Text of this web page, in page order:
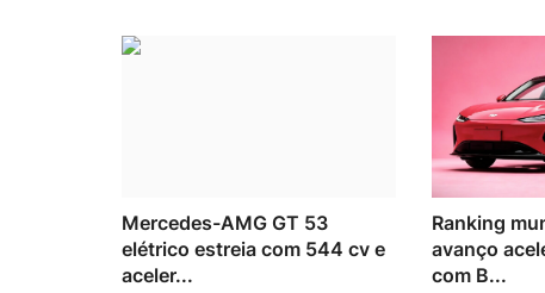
Mercedes-AMG GT 53
elétrico estreia com 544 cv e
aceler...
Ranking
avanço
com B...